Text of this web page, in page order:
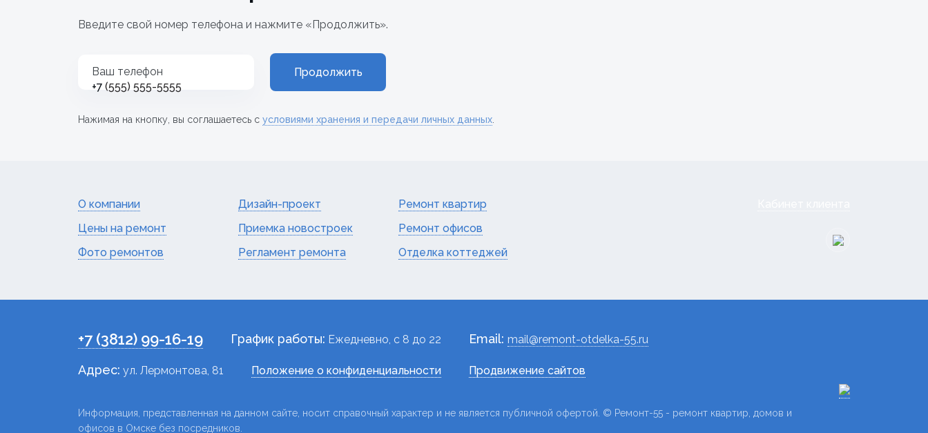
Введите свой номер телефона и нажмите «Продолжить».
Ваш телефон
+7
Продолжить
Нажимая на кнопку, вы соглашаетесь с условиями хранения и передачи личных данных
О компании
Цены на ремонт
Фото ремонтов
Дизайн-проект
Приемка новостроек
Регламент ремонта
Ремонт квартир
Ремонт офисов
Отделка коттеджей
+7 (3812) 99-16-19 График работы: Ежедневно, c 8 до 22 Email: mail@remont-otdelka-55.ru
Адрес: ул. Лермонтова, 81 Положение о конфиденциальности Продвижение сайтов
Информация, представленная на данном сайте, носит справочный характер и не является публичной офертой. © Ремонт-55 - ремонт квартир, домов и
офисов в Омске без посредников.